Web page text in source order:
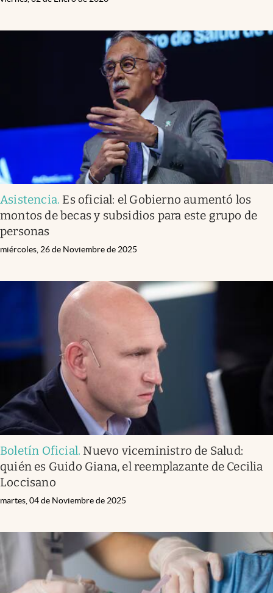
Asistencia. Es oficial: el Gobierno aumentó los
montos de becas y subsidios para este grupo de
personas
miércoles, 26 de Noviembre de 2025
Boletín Oficial. Nuevo viceministro de Salud:
quién es Guido Giana, el reemplazante de Cecilia
Loccisano
martes, 04 de Noviembre de 2025